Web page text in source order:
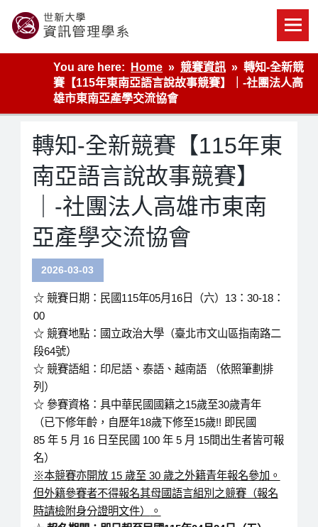
content
世新大學資管系網站
You are here:
Home 競賽資訊
轉知-全新競
賽【115年東南亞語言說故事競賽】｜-社團法人高
雄市東南亞產學交流協會
轉知-全新競賽【115年東
南亞語言說故事競賽】
｜-社團法人高雄市東南
亞產學交流協會
2026-03-03
☆ 競賽日期：民國115年05月16日（六）13：30-18：
00
☆ 競賽地點：國立政治大學（臺北市文山區指南路二
段64號）
☆ 競賽語組：印尼語、泰語、越南語 （依照筆劃排
列）
☆ 參賽資格：具中華民國國籍之15歲至30歲青年
（已下修年齡，自歷年18歲下修至15歲!! 即民國
85 年 5 ⽉ 16 ⽇⾄民國 100 年 5 ⽉ 15間出生者皆可報
名）
※本競賽亦開放 15 歲⾄ 30 歲之外籍青年報名參加。
但外籍參賽者不得報名其母國語⾔組別之競賽（報名
時請檢附⾝分證明⽂件）
。